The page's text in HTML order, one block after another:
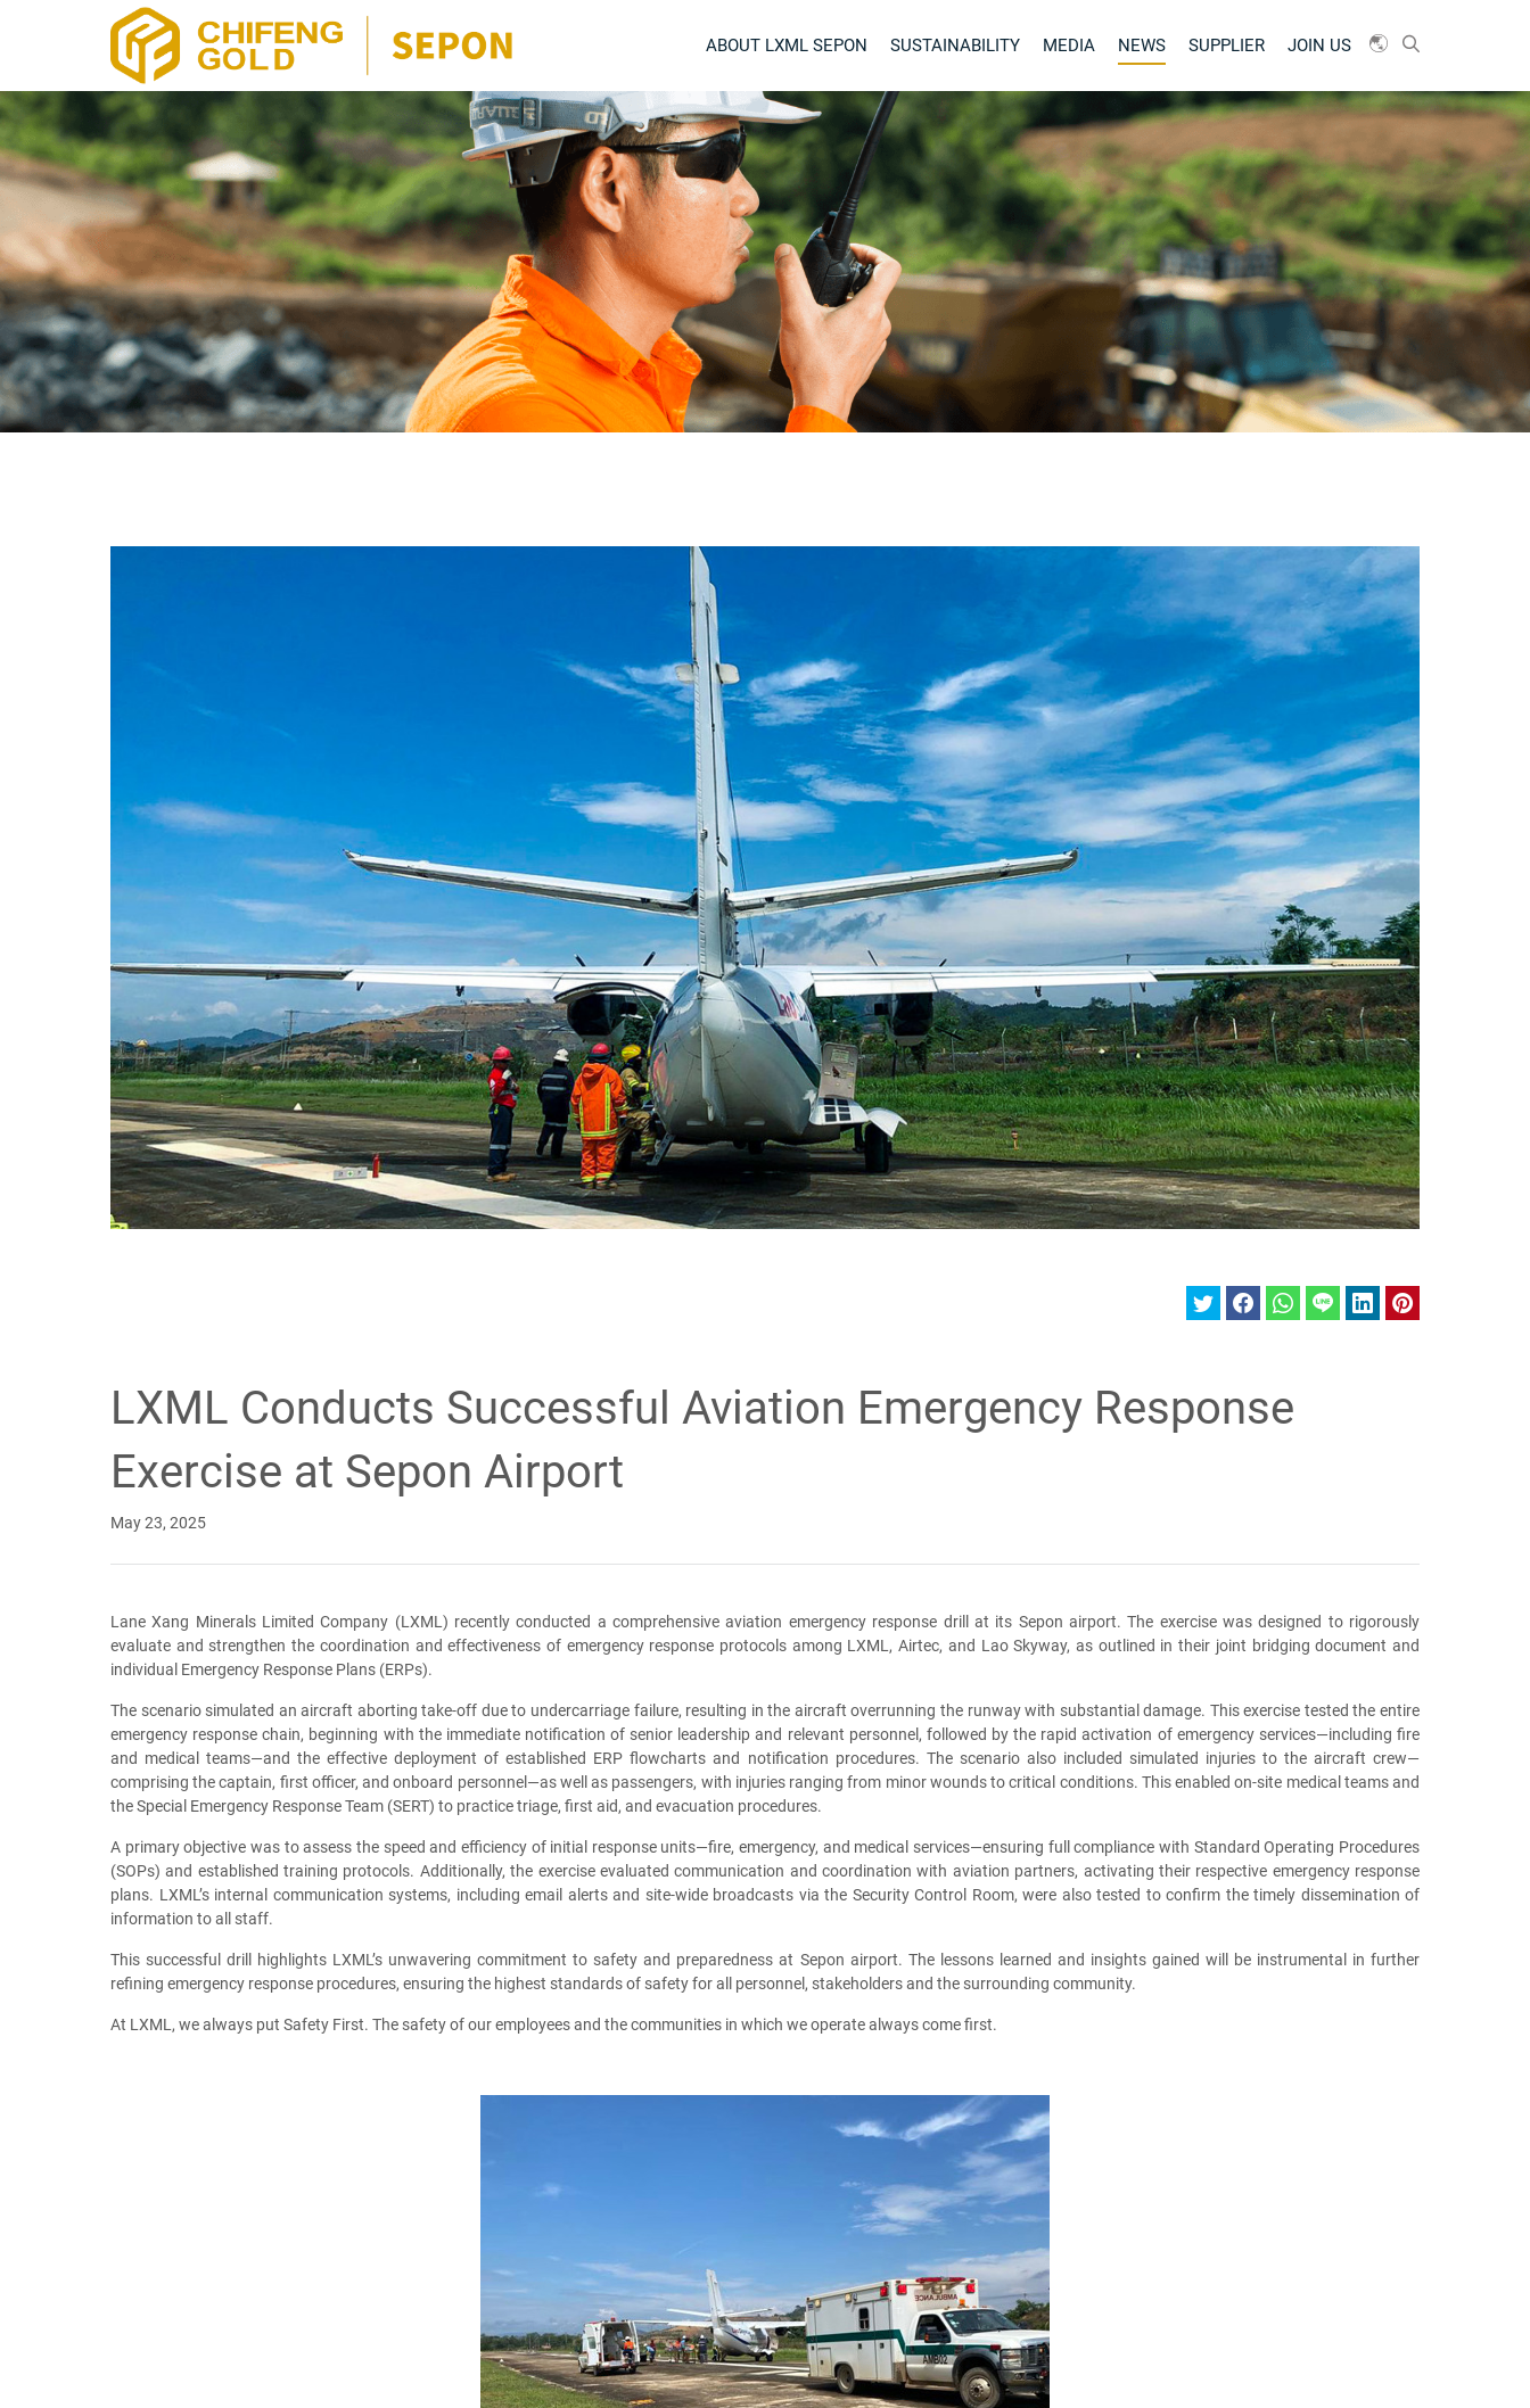
ABOUT LXML SEPON SUSTAINABILITY MEDIA NEWS SUPPLIER JOIN US
LXML Conducts Successful Aviation Emergency Response
Exercise at Sepon Airport
May 23, 2025
Lane Xang Minerals Limited Company (LXML) recently conducted a comprehensive aviation emergency response drill at its Sepon airport. The exercise was designed to rigorously
evaluate and strengthen the coordination and effectiveness of emergency response protocols among LXML, Airtec, and Lao Skyway, as outlined in their joint bridging document and
individual Emergency Response Plans (ERPs).
The scenario simulated an aircraft aborting take-off due to undercarriage failure, resulting in the aircraft overrunning the runway with substantial damage. This exercise tested the entire
emergency response chain, beginning with the immediate notification of senior leadership and relevant personnel, followed by the rapid activation of emergency services—including fire
and medical teams—and the effective deployment of established ERP flowcharts and notification procedures. The scenario also included simulated injuries to the aircraft crew—
comprising the captain, first officer, and onboard personnel—as well as passengers, with injuries ranging from minor wounds to critical conditions. This enabled on-site medical teams and
the Special Emergency Response Team (SERT) to practice triage, first aid, and evacuation procedures.
A primary objective was to assess the speed and efficiency of initial response units—fire, emergency, and medical services—ensuring full compliance with Standard Operating Procedures
(SOPs) and established training protocols. Additionally, the exercise evaluated communication and coordination with aviation partners, activating their respective emergency response
plans. LXML’s internal communication systems, including email alerts and site-wide broadcasts via the Security Control Room, were also tested to confirm the timely dissemination of
information to all staff.
This successful drill highlights LXML’s unwavering commitment to safety and preparedness at Sepon airport. The lessons learned and insights gained will be instrumental in further
refining emergency response procedures, ensuring the highest standards of safety for all personnel, stakeholders and the surrounding community.
At LXML, we always put Safety First. The safety of our employees and the communities in which we operate always come first.